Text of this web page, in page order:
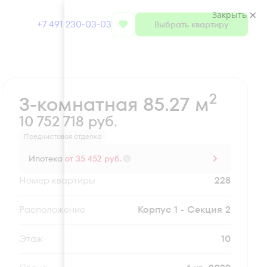
+7 491 230-03-03 Выбрать квартиру
Забронировать
3-комнатная 85.27 м2
10 752 718 руб.
Предчистовая отделка
Ипотека от 35 452 руб.
Номер квартиры 228
Секция Корпус 1 - Секция 2
Этаж 10
Закрыть